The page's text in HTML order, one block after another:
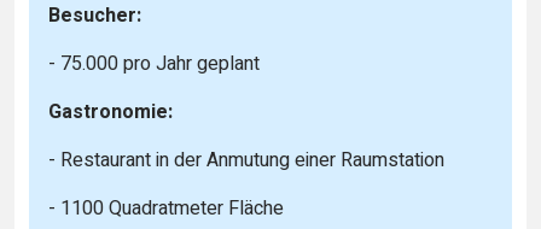
Besucher:
- 75.000 pro Jahr geplant
Gastronomie:
- Restaurant in der Anmutung einer Raumstation
- 1100 Quadratmeter Fläche